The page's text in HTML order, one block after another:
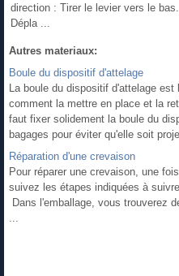
direction : Tirer le levier vers le bas.
Dépla ...
Autres materiaux:
Boule du dispositif d'attelage
La boule du dispositif d'attelage
comment la mettre en place et la
faut fixer solidement la boule du
bagages pour éviter qu'elle soit
Réparation d'une crevaison
Pour réparer une crevaison, une
suivez les étapes indiquées à
Dans l'emballage, vous trouverez
...